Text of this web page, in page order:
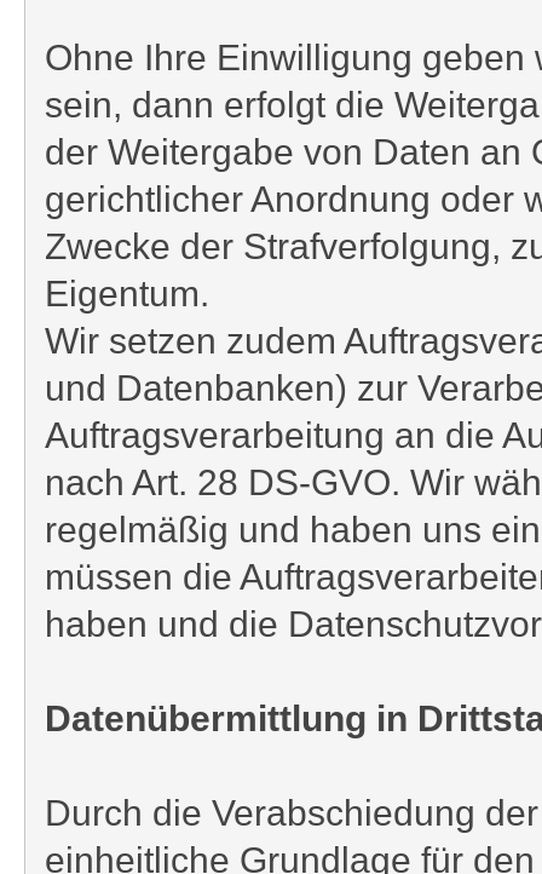
Ohne Ihre Einwilligung
sein, dann erfolgt die
der Weitergabe von Daten an
gerichtlicher Anordnung oder
Zwecke der Strafverfolgung,
Eigentum.
Wir setzen zudem
und Datenbanken) zur
Auftragsverarbeitung an die
nach Art. 28 DS-GVO. Wir
regelmäßig und haben uns
müssen die
haben und die
Datenübermittlung in
Durch die Verabschiedung
einheitliche Grundlage für